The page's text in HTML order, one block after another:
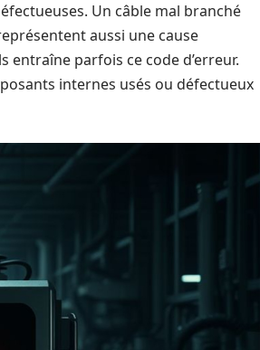
Un câble mal branché
aussi une cause
parfois ce code d’erreur.
internes usés ou défectueux